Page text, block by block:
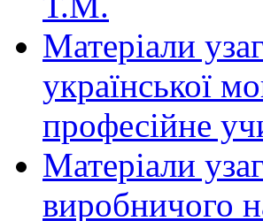
Матеріали
української
професійне
Матеріали
виробничого